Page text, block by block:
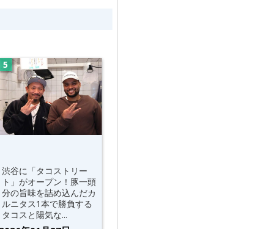
渋谷に「タコストリー
ト」がオープン！豚一頭
分の旨味を詰め込んだカ
ルニタス1本で勝負する
タコスと陽気な...